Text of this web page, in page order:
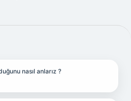
nasıl anlarız ?